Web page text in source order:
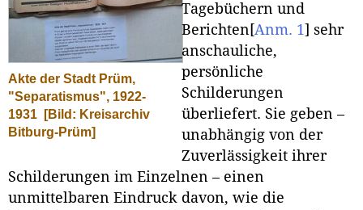
Akte der Stadt Prüm,
"Separatismus", 1922-
1931
[Bild: Kreisarchiv
Bitburg-Prüm]
Tagebüchern und
Berichten [Anm. 1] sehr
anschauliche,
persönliche
Schilderungen
überliefert. Sie geben –
unabhängig von der
Zuverlässigkeit ihrer
Schilderungen im Einzelnen – einen
unmittelbaren Eindruck davon, wie die